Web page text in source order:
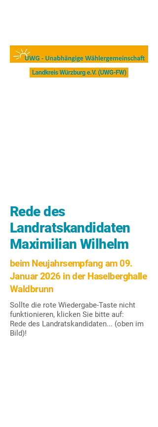
Rede des
Landratskandidaten
Maximilian Wilhelm
beim Neujahrsempfang am 09.
Januar 2026 in der Haselberghalle
Waldbrunn
Sollte die rote Wiedergabe-Taste nicht
funktionieren, klicken Sie bitte auf:
Rede des Landratskandidaten... (oben im
Bild)!